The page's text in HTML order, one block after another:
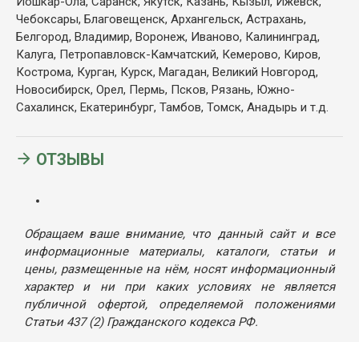
Чебоксары, Благовещенск, Архангельск, Астрахань,
Белгород, Владимир, Воронеж, Иваново, Калининград,
Калуга, Петропавловск-Камчатский, Кемерово, Киров,
Кострома, Курган, Курск, Магадан, Великий Новгород,
Новосибирск, Орел, Пермь, Псков, Рязань, Южно-
Сахалинск, Екатеринбург, Тамбов, Томск, Анадырь и т.д.
ОТЗЫВЫ
Обращаем ваше внимание, что данный сайт и все
информационные материалы, каталоги, статьи и
цены, размещенные на нём, носят информационный
характер и ни при каких условиях не является
публичной офертой, определяемой положениями
Статьи 437 (2) Гражданского кодекса РФ.